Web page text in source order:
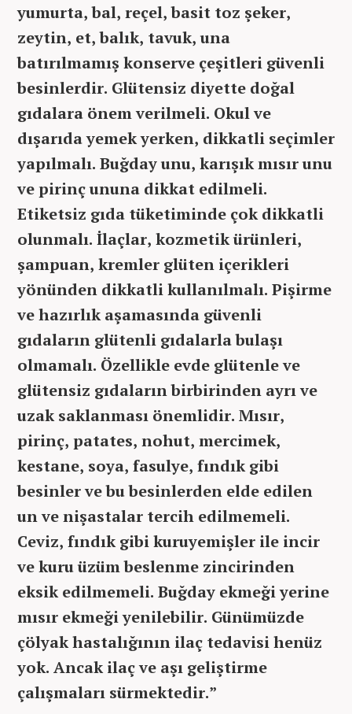
yumurta, bal, reçel, basit toz şeker,
zeytin, et, balık, tavuk, una
batırılmamış konserve çeşitleri güvenli
besinlerdir. Glütensiz diyette doğal
gıdalara önem verilmeli. Okul ve
dışarıda yemek yerken, dikkatli seçimler
yapılmalı. Buğday unu, karışık mısır unu
ve pirinç ununa dikkat edilmeli.
Etiketsiz gıda tüketiminde çok dikkatli
olunmalı. İlaçlar, kozmetik ürünleri,
şampuan, kremler glüten içerikleri
yönünden dikkatli kullanılmalı. Pişirme
ve hazırlık aşamasında güvenli
gıdaların glütenli gıdalarla bulaşı
olmamalı. Özellikle evde glütenle ve
glütensiz gıdaların birbirinden ayrı ve
uzak saklanması önemlidir. Mısır,
pirinç, patates, nohut, mercimek,
kestane, soya, fasulye, fındık gibi
besinler ve bu besinlerden elde edilen
un ve nişastalar tercih edilmemeli.
Ceviz, fındık gibi kuruyemişler ile incir
ve kuru üzüm beslenme zincirinden
eksik edilmemeli. Buğday ekmeği yerine
mısır ekmeği yenilebilir. Günümüzde
çölyak hastalığının ilaç tedavisi henüz
yok. Ancak ilaç ve aşı geliştirme
çalışmaları sürmektedir.”